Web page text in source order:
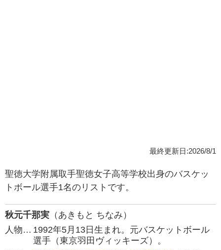
最終更新日:2026/8/1
聖徳大学附属取手聖徳女子高等学校出身のバスケッ
トボール選手1名のリストです。
秋元千那実 （あきもと ちなみ）
人物… 1992年5月13日生まれ。元バスケットボール
選手（東京羽田ヴィッキーズ）。